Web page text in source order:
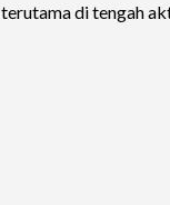
terutama di tengah